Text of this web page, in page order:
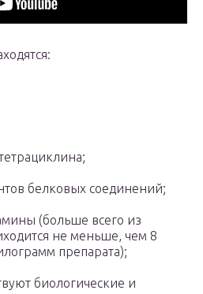
белковых соединений;
(больше всего из
не меньше, чем 8
препарата);
биологические и